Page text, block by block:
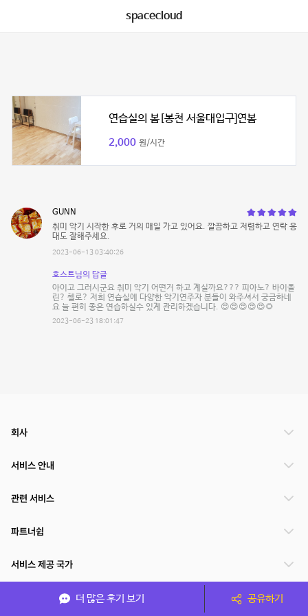
spacecloud
연습실의 봄[봉천 서울대입구]연봄
2,000 원/시간
GUNN
취미 악기 시작한 후로 거의 매일 가고 있어요. 깔끔하고 저렴하고 연락 응
대도 잘해주세요.
2023-06-13 03:40:26
호스트님의 답글
아이고 그러시군요 취미 악기 어떤거 하고 계실까요??? 피아노? 바이올
린? 첼로? 저희 연습실에 다양한 악기연주자 분들이 와주셔서 궁금하네
요 늘 편히 좋은 연습하실수 있게 관리하겠습니다. 😍😍😍😍😍🌻
2023-06-23 18:01:47
더 많은 후기 보기 공유하기
회사
서비스 안내
관련 서비스
파트너쉽
서비스 제공 국가